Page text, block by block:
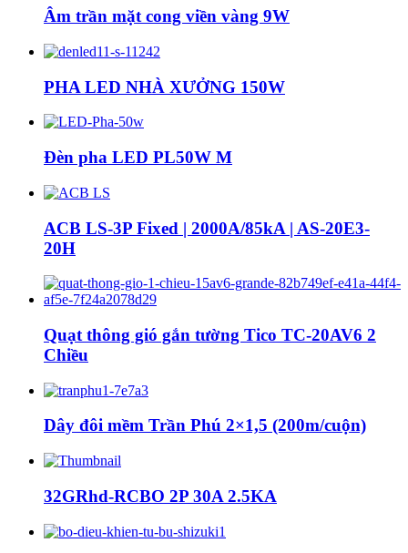
Âm trần mặt cong viền vàng 9W
PHA LED NHÀ XƯỞNG 150W
Đèn pha LED PL50W M
ACB LS-3P Fixed | 2000A/85kA | AS-20E3-
20H
Quạt thông gió gắn tường Tico TC-20AV6 2
Chiều
Dây đôi mềm Trần Phú 2×1,5 (200m/cuộn)
32GRhd-RCBO 2P 30A 2.5KA